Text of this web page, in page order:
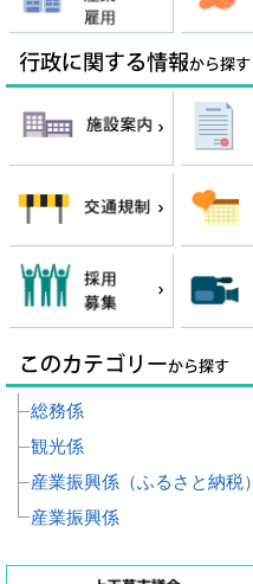
総務係
観光係
産業振興係（ふるさと納税）
産業振興係